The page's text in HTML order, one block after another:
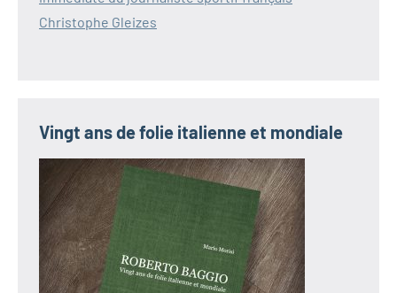
Christophe Gleizes
Vingt ans de folie italienne et mondiale